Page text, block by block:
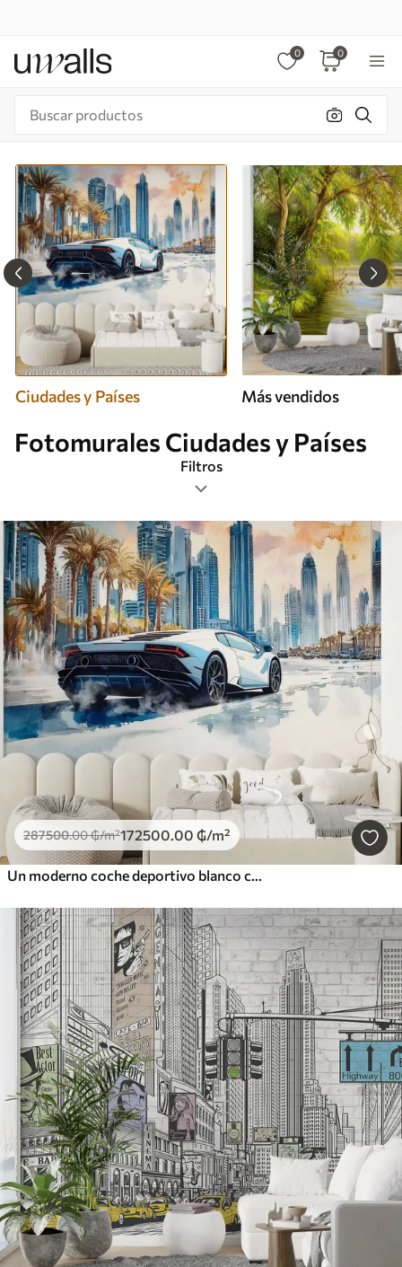
0 0
Ciudades y Países Más vendidos
Fotomurales Ciudades y Países
Filtros
Etiquetas
Formato de imagen
Paleta de colores
Inteligente
Borrar todos los filtros
287500.00₲/m²172500.00 ₲/m²
Un moderno coche deportivo blanco corriendo sobre un fondo de palmeras y rascacielos en técnica de acuarela libre